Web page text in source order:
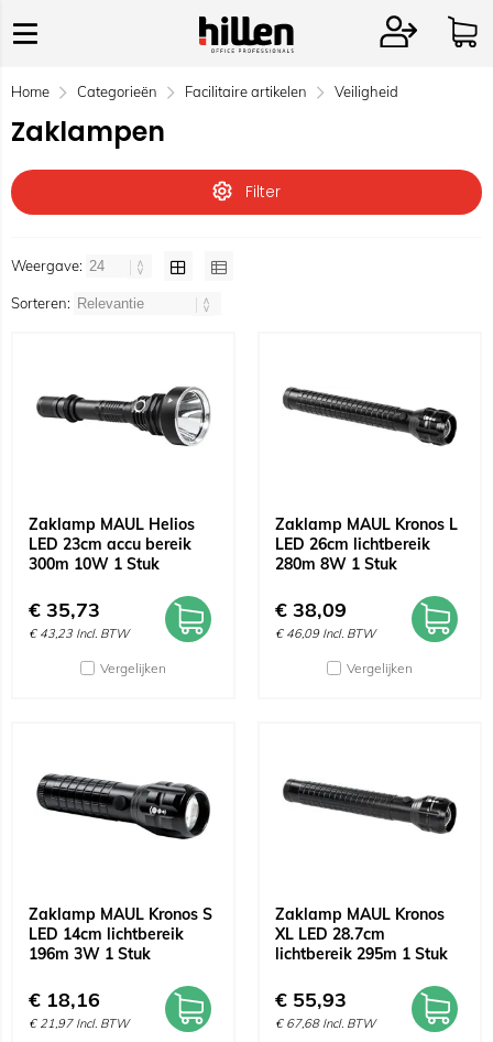
Home Categorieën Facilitaire artikelen Veiligheid
Zaklampen
Filter
Weergave:
Sorteren:
Zaklamp MAUL Helios
LED 23cm accu bereik
300m 10W 1 Stuk
€ 35,73
€ 43,23 Incl. BTW
Vergelijken
Zaklamp MAUL Kronos L
LED 26cm lichtbereik
280m 8W 1 Stuk
€ 38,09
€ 46,09 Incl. BTW
Vergelijken
Zaklamp MAUL Kronos S
LED 14cm lichtbereik
196m 3W 1 Stuk
€ 18,16
€ 21,97 Incl. BTW
Zaklamp MAUL Kronos
XL LED 28.7cm
lichtbereik 295m 1 Stuk
€ 55,93
€ 67,68 Incl. BTW